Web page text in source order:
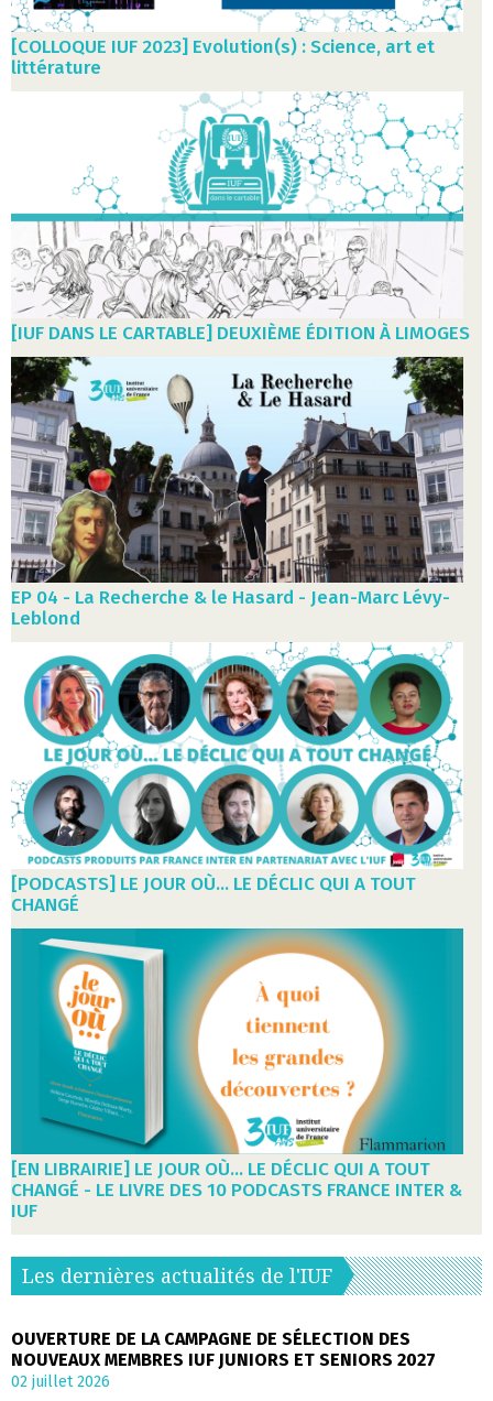
[COLLOQUE IUF 2023] Evolution(s) : Science, art et
littérature
[IUF DANS LE CARTABLE] DEUXIÈME ÉDITION À LIMOGES
EP 04 - La Recherche & le Hasard - Jean-Marc Lévy-
Leblond
[PODCASTS] LE JOUR OÙ... LE DÉCLIC QUI A TOUT
CHANGÉ
[EN LIBRAIRIE] LE JOUR OÙ... LE DÉCLIC QUI A TOUT
CHANGÉ - LE LIVRE DES 10 PODCASTS FRANCE INTER &
IUF
Les dernières actualités de l'IUF
OUVERTURE DE LA CAMPAGNE DE SÉLECTION DES
NOUVEAUX MEMBRES IUF JUNIORS ET SENIORS 2027
02 juillet 2026